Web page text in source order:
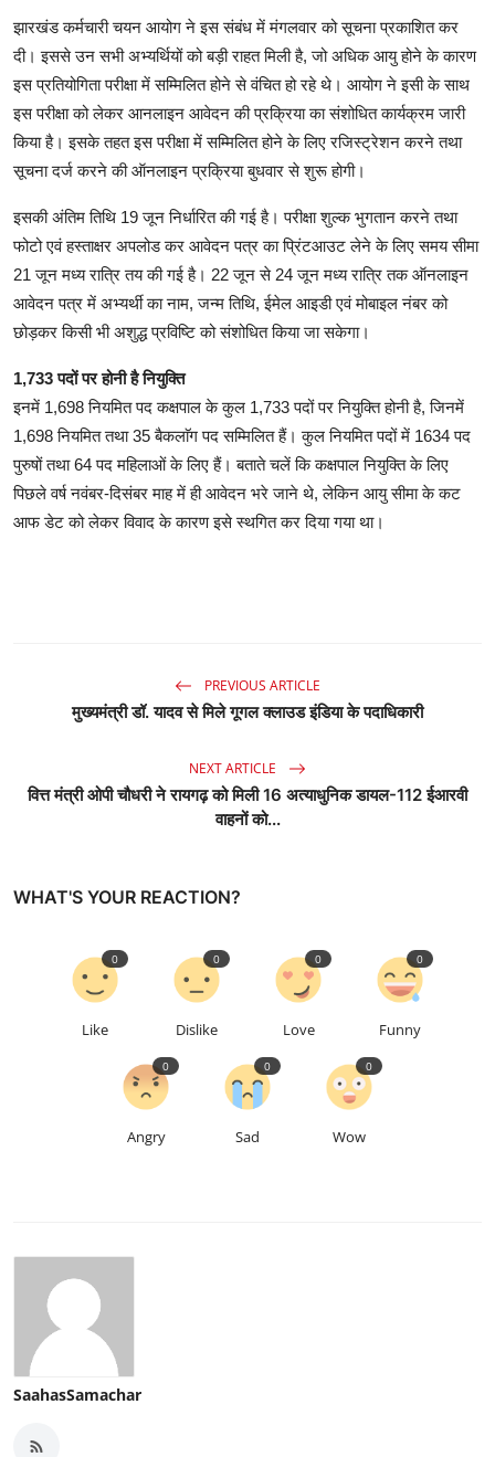
झारखंड कर्मचारी चयन आयोग ने इस संबंध में मंगलवार को सूचना प्रकाशित कर
दी। इससे उन सभी अभ्यर्थियों को बड़ी राहत मिली है, जो अधिक आयु होने के कारण
इस प्रतियोगिता परीक्षा में सम्मिलित होने से वंचित हो रहे थे। आयोग ने इसी के साथ
इस परीक्षा को लेकर आनलाइन आवेदन की प्रक्रिया का संशोधित कार्यक्रम जारी
किया है। इसके तहत इस परीक्षा में सम्मिलित होने के लिए रजिस्ट्रेशन करने तथा
सूचना दर्ज करने की ऑनलाइन प्रक्रिया बुधवार से शुरू होगी।
इसकी अंतिम तिथि 19 जून निर्धारित की गई है। परीक्षा शुल्क भुगतान करने तथा
फोटो एवं हस्ताक्षर अपलोड कर आवेदन पत्र का प्रिंटआउट लेने के लिए समय सीमा
21 जून मध्य रात्रि तय की गई है। 22 जून से 24 जून मध्य रात्रि तक ऑनलाइन
आवेदन पत्र में अभ्यर्थी का नाम, जन्म तिथि, ईमेल आइडी एवं मोबाइल नंबर को
छोड़कर किसी भी अशुद्ध प्रविष्टि को संशोधित किया जा सकेगा।
1,733 पदों पर होनी है नियुक्ति
इनमें 1,698 नियमित पद कक्षपाल के कुल 1,733 पदों पर नियुक्ति होनी है, जिनमें
1,698 नियमित तथा 35 बैकलाॅग पद सम्मिलित हैं। कुल नियमित पदों में 1634 पद
पुरुषों तथा 64 पद महिलाओं के लिए हैं। बताते चलें कि कक्षपाल नियुक्ति के लिए
पिछले वर्ष नवंबर-दिसंबर माह में ही आवेदन भरे जाने थे, लेकिन आयु सीमा के कट
आफ डेट को लेकर विवाद के कारण इसे स्थगित कर दिया गया था।
PREVIOUS ARTICLE
मुख्यमंत्री डॉ. यादव से मिले गूगल क्लाउड इंडिया के पदाधिकारी
NEXT ARTICLE
वित्त मंत्री ओपी चौधरी ने रायगढ़ को मिली 16 अत्याधुनिक डायल-112 ईआरवी
वाहनों को...
WHAT'S YOUR REACTION?
Like
0
Dislike
0
Love
0
Funny
0
Angry
0
Sad
0
Wow
0
SaahasSamachar